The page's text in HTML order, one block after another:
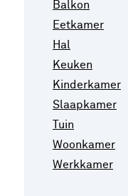
Balkon
Eetkamer
Hal
Keuken
Kinderkamer
Slaapkamer
Tuin
Woonkamer
Werkkamer